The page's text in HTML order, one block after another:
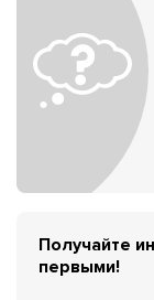
Получайте
первыми!